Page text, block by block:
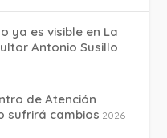
ya es visible en La
Antonio Susillo
de Atención
sufrirá cambios 2026-